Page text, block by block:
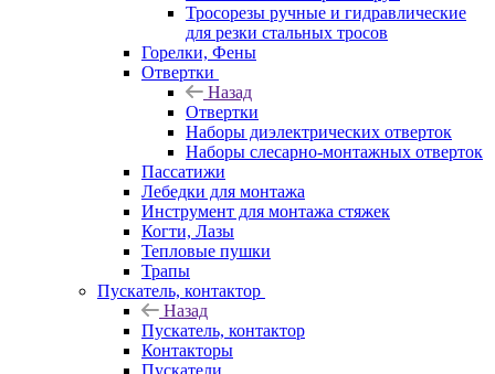
Тросорезы ручные и гидравлические
для резки стальных тросов
Горелки, Фены
Отвертки
Назад
Отвертки
Наборы диэлектрических отверток
Наборы слесарно-монтажных отверток
Пассатижи
Лебедки для монтажа
Инструмент для монтажа стяжек
Когти, Лазы
Тепловые пушки
Трапы
Пускатель, контактор
Назад
Пускатель, контактор
Контакторы
Пускатели